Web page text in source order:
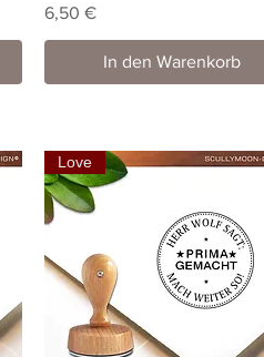
Preis
6,50 €
In den Warenkorb
Love